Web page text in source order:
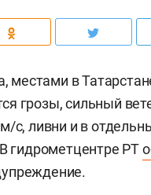
местами в
грозы, сильный
c, ливни и в
гидрометцентре РТ